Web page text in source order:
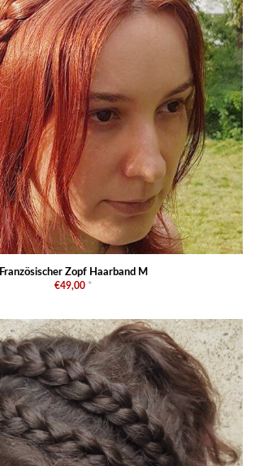
Französischer Zopf Haarband M
€49,00 *